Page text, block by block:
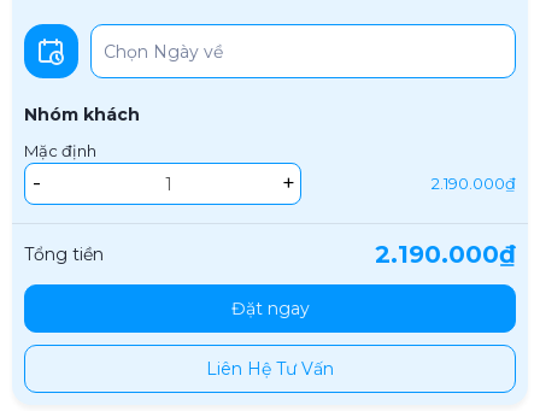
Nhóm khách
Mặc định
- + 2.190.000₫
Tổng tiền 2.190.000₫
Đặt ngay
Liên Hệ Tư Vấn